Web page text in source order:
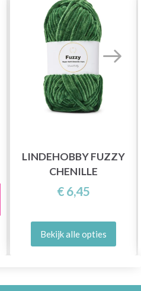
LINDEHOBBY FUZZY
CHENILLE
€ 6,45
Bekijk alle opties